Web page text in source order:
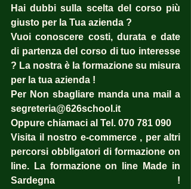
Hai dubbi sulla scelta del corso più
giusto per la Tua azienda ?
Vuoi conoscere costi, durata e date
di partenza del corso di tuo interesse
? La nostra è la formazione su misura
per la tua azienda !
Per Non sbagliare manda una mail a
segreteria@626school.it
Oppure chiamaci al Tel. 070 781 090
Visita il nostro e-commerce , per altri
percorsi obbligatori di formazione on
line. La formazione on line Made in